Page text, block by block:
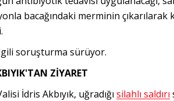
bacağındaki merminin çıkarılarak
soruşturma sürüyor.
ZİYARET
İdris Akbıyık, uğradığı silahlı saldırı